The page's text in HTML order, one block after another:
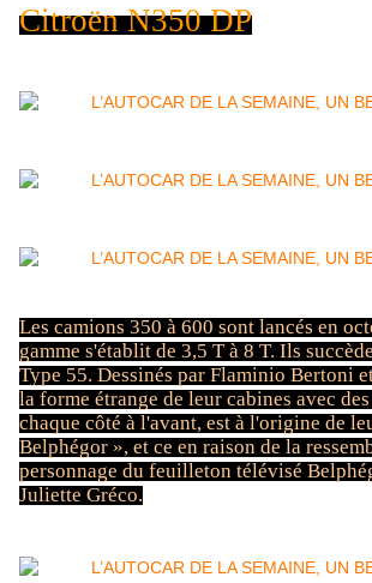
Citroën N350 DP
Les camions 350 à 600 sont lancés en
gamme s'établit de 3,5 T à 8 T. Ils
Type 55. Dessinés par Flaminio Bertoni
la forme étrange de leur cabines avec
chaque côté à l'avant, est à l'origine de
Belphégor », et ce en raison de la
personnage du feuilleton télévisé
Juliette Gréco.